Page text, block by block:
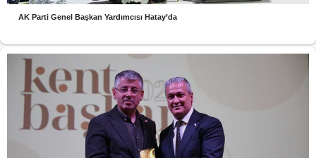
AK Parti Genel Başkan Yardımcısı Hatay’da